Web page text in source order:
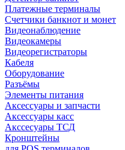
Платежные терминалы
Счетчики банкнот и монет
Видеонаблюдение
Видеокамеры
Видеорегистраторы
Кабеля
Оборудование
Разъёмы
Элементы питания
Аксессуары и запчасти
Аксессуары касс
Акссесуары ТСД
Кронштейны